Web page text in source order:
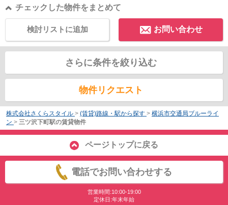
チェックした物件をまとめて
お問い合わせ
検討リストに追加
さらに条件を絞り込む
物件リクエスト
株式会社さくらスタイル > (賃貸)路線・駅から探す > 横浜市交通局ブルーライ
ン > 三ツ沢下町駅の賃貸物件
ページトップに戻る
電話でお問い合わせする
営業時間:10:00-19:00
定休日:年末年始